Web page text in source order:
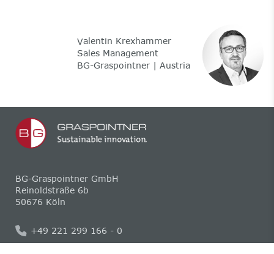
Valentin Krexhammer
Sales Management
BG-Graspointner | Austria
BG-Graspointner GmbH
Reinoldstraße 6b
50676 Köln
+49 221 299 166 - 0